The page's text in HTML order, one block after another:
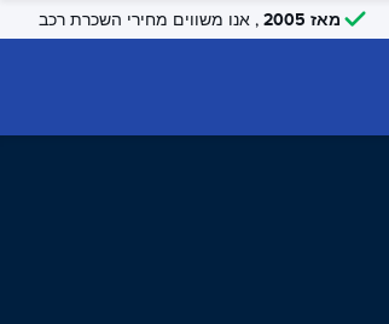
מאז 2005 , אנו משווים מחירי השכרת רכב